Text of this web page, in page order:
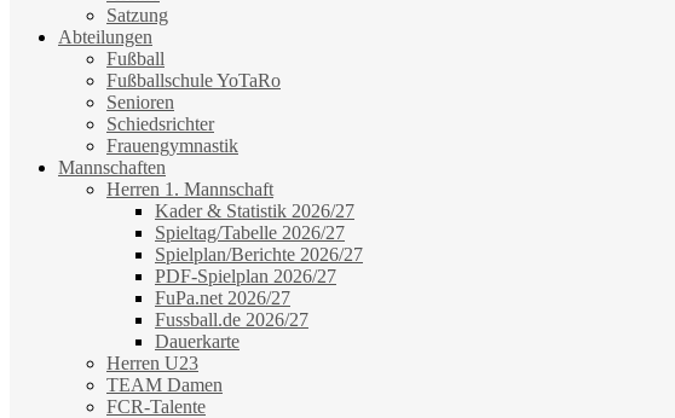
Satzung
Abteilungen
Fußball
Fußballschule YoTaRo
Senioren
Schiedsrichter
Frauengymnastik
Mannschaften
Herren 1. Mannschaft
Kader & Statistik 2026/27
Spieltag/Tabelle 2026/27
Spielplan/Berichte 2026/27
PDF-Spielplan 2026/27
FuPa.net 2026/27
Fussball.de 2026/27
Dauerkarte
Herren U23
TEAM Damen
FCR-Talente